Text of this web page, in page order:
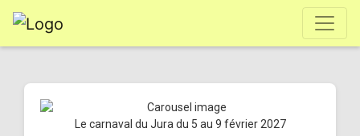
Le carnaval du Jura du 5 au 9 février 2027